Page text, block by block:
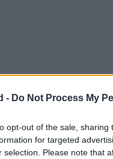
- Do Not Process My
opt-out of the sale,
for targeted
selection. Please note that
a sus aliados: